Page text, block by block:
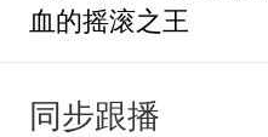
血的摇滚之王
同步跟播